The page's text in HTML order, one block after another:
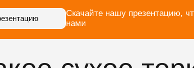
Скачайте нашу презентацию,
нами